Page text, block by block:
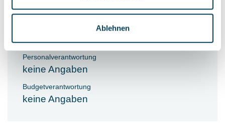
Ablehnen
Personalverantwortung
keine Angaben
Budgetverantwortung
keine Angaben